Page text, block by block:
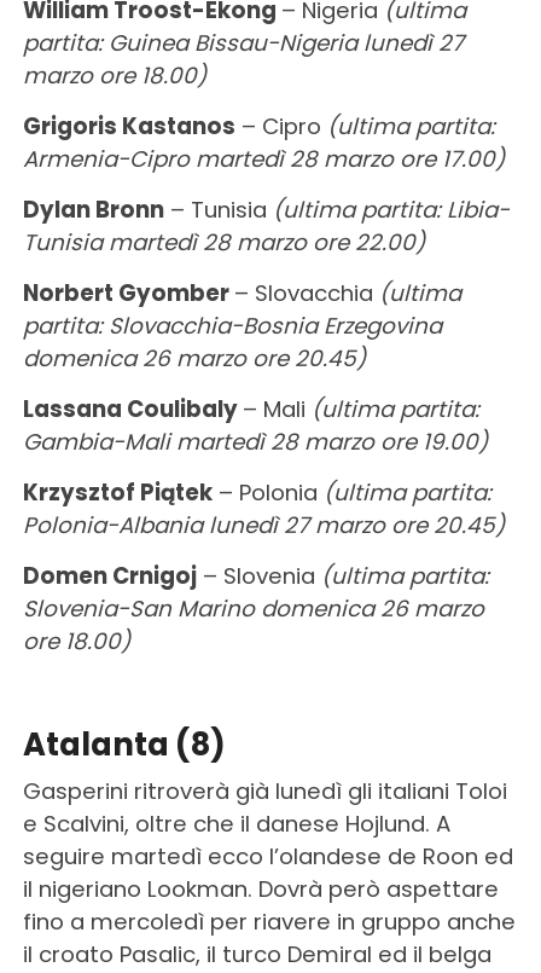
William Troost-Ekong – Nigeria (ultima
partita: Guinea Bissau-Nigeria lunedì 27
marzo ore 18.00)
Grigoris Kastanos – Cipro (ultima partita:
Armenia-Cipro martedì 28 marzo ore 17.00)
Dylan Bronn– Tunisia (ultima partita: Libia-
Tunisia martedì 28 marzo ore 22.00)
Norbert Gyomber – Slovacchia (ultima
partita: Slovacchia-Bosnia Erzegovina
domenica 26 marzo ore 20.45)
Lassana Coulibaly – Mali (ultima partita:
Gambia-Mali martedì 28 marzo ore 19.00)
Krzysztof Piątek– Polonia (ultima partita:
Polonia-Albania lunedì 27 marzo ore 20.45)
Domen Crnigoj– Slovenia (ultima partita:
Slovenia-San Marino domenica 26 marzo
ore 18.00)
Atalanta (8)
Gasperini ritroverà già lunedì gli italiani Toloi
e Scalvini, oltre che il danese Hojlund. A
seguire martedì ecco l’olandese de Roon ed
il nigeriano Lookman. Dovrà però aspettare
fino a mercoledì per riavere in gruppo anche
il croato Pasalic, il turco Demiral ed il belga